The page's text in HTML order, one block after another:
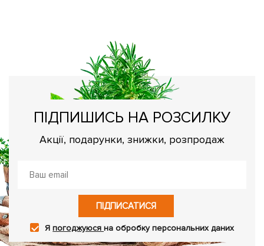
ПІДПИШИСЬ НА РОЗСИЛКУ
Акції, подарунки, знижки, розпродаж
ПІДПИСАТИСЯ
Япогоджуюсяна обробку персональних даних